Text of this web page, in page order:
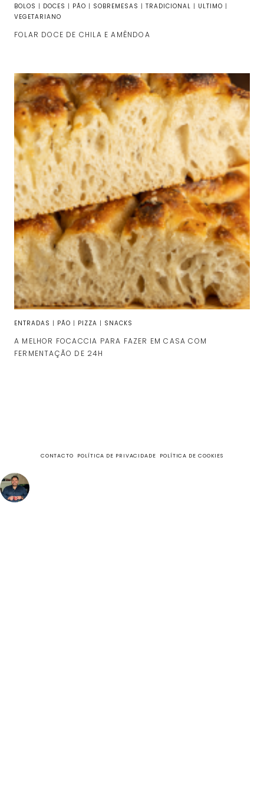
BOLOS | DOCES | PÃO | SOBREMESAS | TRADICIONAL | ULTIMO |
VEGETARIANO
FOLAR DOCE DE CHILA E AMÊNDOA
ENTRADAS | PÃO | PIZZA | SNACKS
A MELHOR FOCACCIA PARA FAZER EM CASA COM
FERMENTAÇÃO DE 24H
CONTACTO POLÍTICA DE PRIVACIDADE POLÍTICA DE COOKIES